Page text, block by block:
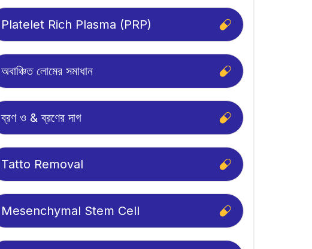
Platelet Rich Plasma (PRP)
অবাঞ্চিত লোমের সমাধান
ব্রণ ও & ব্রণের দাগ
Tatto Removal
Mesenchymal Stem Cell